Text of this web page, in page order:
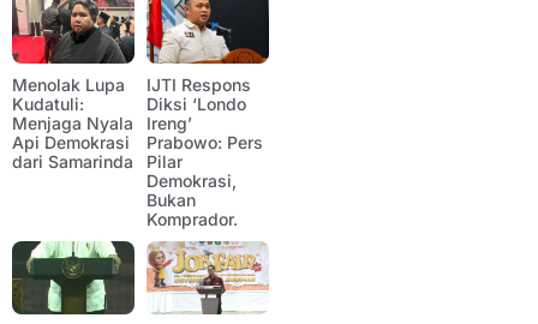
Menolak Lupa
Kudatuli:
Menjaga Nyala
Api Demokrasi
dari Samarinda
IJTI Respons
Diksi ‘Londo
Ireng’
Prabowo: Pers
Pilar
Demokrasi,
Bukan
Komprador.